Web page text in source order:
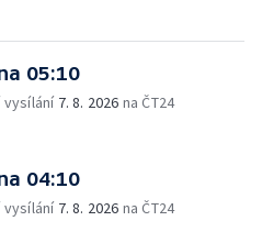
05:10
vysílání 7. 8. 2026 na ČT24
04:10
vysílání 7. 8. 2026 na ČT24